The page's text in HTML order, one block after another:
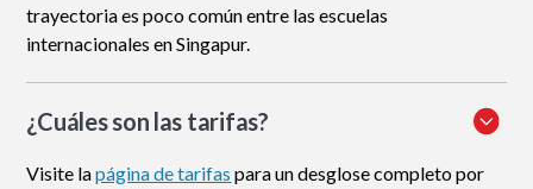
trayectoria es poco común entre las escuelas
internacionales en Singapur.
¿Cuáles son las tarifas?
Visite lapágina de tarifas para un desglose completo por